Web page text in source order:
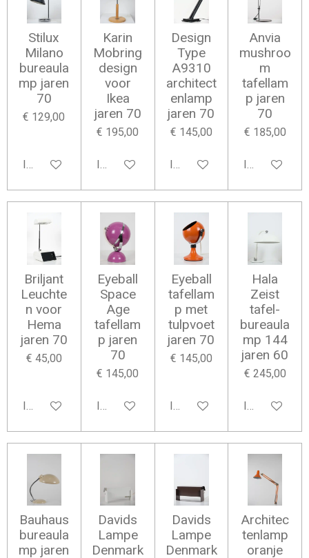
Stilux
Milano
bureaula
mp jaren
70
€ 129,00
In winkelwagen
Karin
Mobring
design
voor
Ikea
jaren 70
€ 195,00
In winkelwagen
Design
Type
A9310
architect
enlamp
jaren 70
€ 145,00
In winkelwagen
Anvia
mushroo
m
tafellam
p jaren
70
€ 185,00
In
Briljant
Leuchte
n voor
Hema
jaren 70
€ 45,00
In winkelwagen
Eyeball
Space
Age
tafellam
p jaren
70
€ 145,00
In winkelwagen
Eyeball
tafellam
p met
tulpvoet
jaren 70
€ 145,00
In winkelwagen
Hala
Zeist
tafel-
bureaula
mp 144
jaren 60
€ 245,00
In
Bauhaus
bureaula
mp jaren
Davids
Lampe
Denmark
Davids
Lampe
Denmark
Architec
tenlamp
oranje